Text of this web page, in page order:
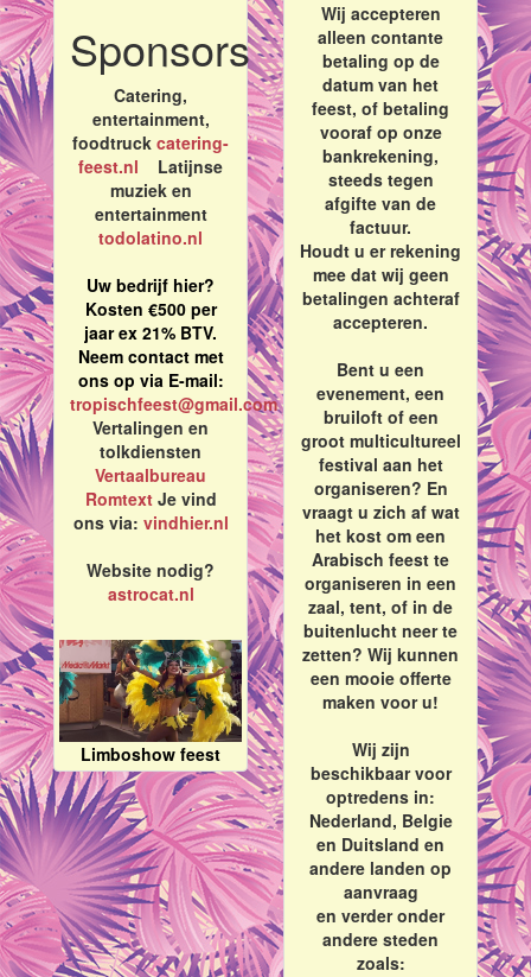
Sponsors
Catering,
entertainment,
foodtruck catering-
feest.nl Latijnse
muziek en
entertainment
todolatino.nl
Uw bedrijf hier?
Kosten €500 per
jaar ex 21% BTV.
Neem contact met
ons op via E-mail:
tropischfeest@gmail.com
Vertalingen en
tolkdiensten
Vertaalbureau
RomtextJe vind
ons via: vindhier.nl
Website nodig?
astrocat.nl
Limboshow feest
Wij accepteren
alleen contante
betaling op de
datum van het
feest, of betaling
vooraf op onze
bankrekening,
steeds tegen
afgifte van de
factuur.
Houdt u er rekening
mee dat wij geen
betalingen achteraf
accepteren.
Bent u een
evenement, een
bruiloft of een
groot multicultureel
festival aan het
organiseren? En
vraagt u zich af wat
het kost om een
Arabisch feest te
organiseren in een
zaal, tent, of in de
buitenlucht neer te
zetten? Wij kunnen
een mooie offerte
maken voor u!
Wij zijn
beschikbaar voor
optredens in:
Nederland, Belgie
en Duitsland en
andere landen op
aanvraag
en verder onder
andere steden
zoals: